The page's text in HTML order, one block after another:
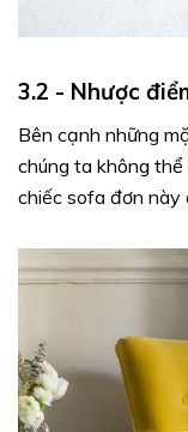
3.2 - Nhược
Bên cạnh những
chúng ta không
chiếc sofa đơn này